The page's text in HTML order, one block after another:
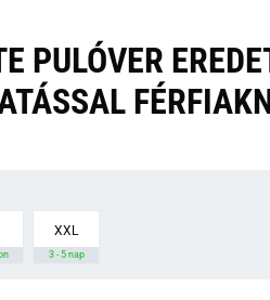
PULÓVER
XXL
3 - 5 nap